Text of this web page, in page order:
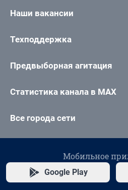
Наши вакансии
Техподдержка
Предвыборная агитация
Статистика канала в MAX
Все города сети
Мобильное
Google Play